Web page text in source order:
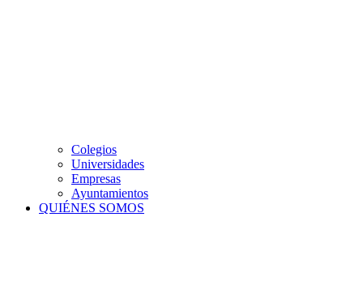
Colegios
Universidades
Empresas
Ayuntamientos
QUIÉNES SOMOS